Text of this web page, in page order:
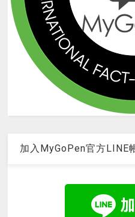
加入MyGoPen官方LINE